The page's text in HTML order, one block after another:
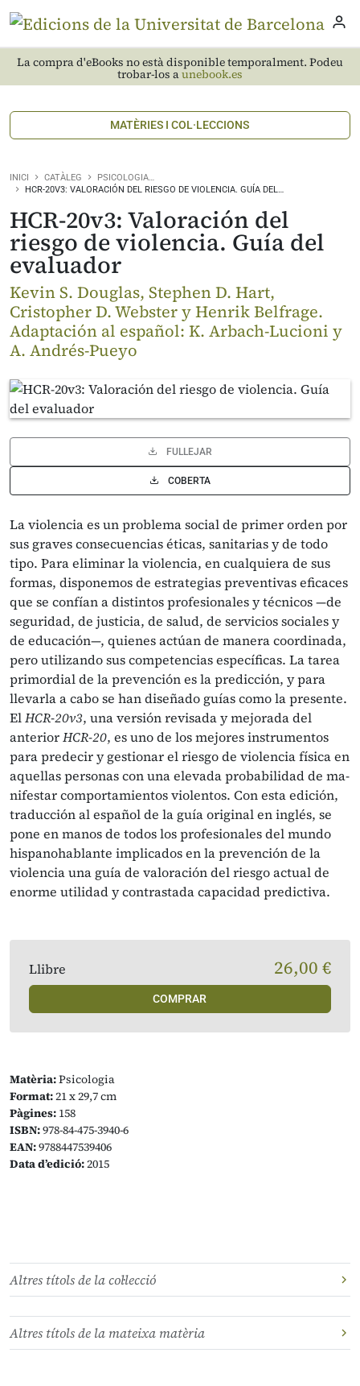
La compra d'eBooks no està disponible temporalment. Podeu
trobar-los aunebook.es
MATÈRIES I COL·LECCIONS
INICI CATÀLEG
PSICOLOGIA…
HCR-20V3: VALORACIÓN DEL RIESGO DE VIOLENCIA. GUÍA DEL…
HCR-20v3: Valoración del
riesgo de violencia. Guía del
evaluador
Kevin S. Douglas, Stephen D. Hart,
Cristopher D. Webster y Henrik Belfrage.
Adaptación al español: K. Arbach-Lucioni y
A. Andrés-Pueyo
FULLEJAR
COBERTA
La violencia es un problema social de primer orden por
sus graves conse­cuencias éticas, sanitarias y de todo
tipo. Para eliminar la violencia, en cualquiera de sus
formas, disponemos de estrategias preventivas eficaces
que se confían a distintos profesionales y técnicos —de
seguridad, de jus­ticia, de salud, de servicios sociales y
de educación—, quienes actúan de manera coordinada,
pero utilizando sus competencias específicas. La tarea
primordial de la prevención es la predicción, y para
llevarla a cabo se han diseñado guías como la presente.
ElHCR-20v3, una versión revisada y mejorada del
anteriorHCR-20, es uno de los mejores instrumentos
para predecir y gestionar el riesgo de violencia física en
aquellas personas con una elevada probabilidad de ma­
nifestar comportamientos violentos. Con esta edición,
traducción al español de la guía original en inglés, se
pone en manos de todos los profesionales del mundo
hispanohablante implicados en la prevención de la
violencia una guía de valoración del riesgo actual de
enorme utilidad y contrastada capa­cidad predictiva.
Matèria:Psicologia
Format:21 x 29,7 cm
Pàgines: 158
ISBN:978-84-475-3940-6
EAN:9788447539406
Data d’edició:2015
Llibre 26,00 €
COMPRAR
Altres títols de la col·lecció
Altres títols de la mateixa matèria